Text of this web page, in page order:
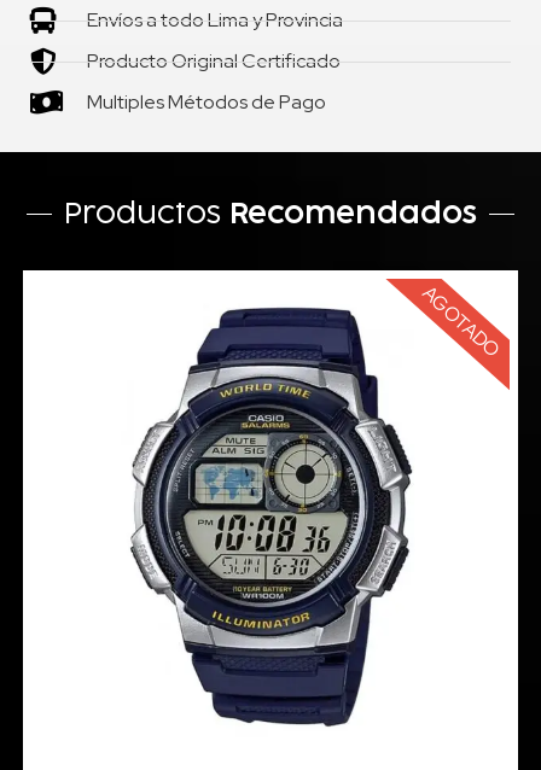
Envíos a todo Lima y Provincia
Producto Original Certificado
Multiples Métodos de Pago
Productos Recomendados
AGOTADO